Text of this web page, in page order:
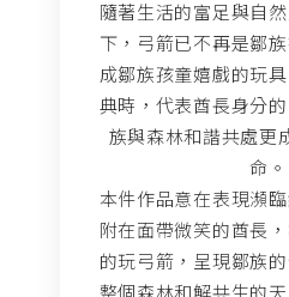
隨著生活的富足與自
下，弓箭已不再是鄒
成鄒族孩童嬉戲的玩
典時，代表酋長身分
族與森林和諧共處更
命。
本件作品意在表現瀕
附在面帶微笑的酋長
的玩弓箭，呈現鄒族